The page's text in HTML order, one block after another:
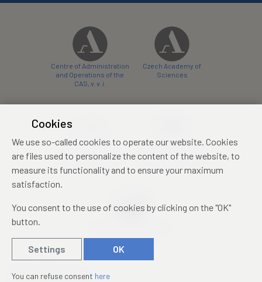
Centre of Administration
and Operations of the
CAS, v. v. i.
Czech Academy of
Sciences
conference centre
konferenční centrum
© 2019 – 2026Academia
Cookies
We use so-called cookies to operate our website. Cookies
are files used to personalize the content of the website, to
measure its functionality and to ensure your maximum
satisfaction.
You consent to the use of cookies by clicking on the "OK"
button.
Settings OK
You can refuse consent here